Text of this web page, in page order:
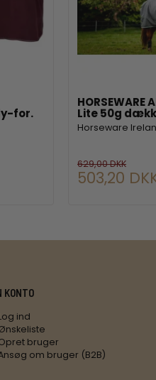
for.
HORSEWARE
Lite 50g
Horseware
629,00 DKK
503,20
KONTO
ind
bruger
om bruger (B2B)